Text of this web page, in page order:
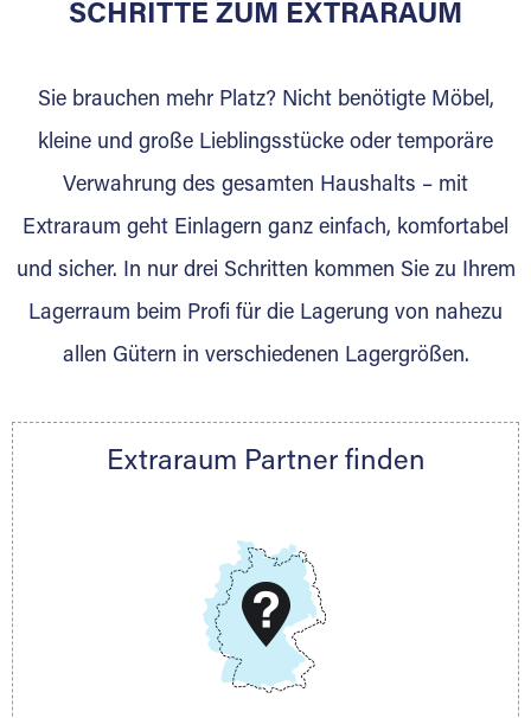
für die Einlagerung von Umzugsgut gebaut
Lagerkunden und Vermietungen.
Ihre Vorteile als Extraraum Partner:
Marktgerechte Preise
Digitale Buchungsplattform
Gewinnung von Neukunden
Nachricht.
Telefon:+49 6145 5442 - 404
DMG Aktiengesellschaft
www.dmg-ag.com
SCHRITTE ZUM EXTRARAUM
Sie brauchen mehr Platz? Nicht benötigte Möbel,
kleine und große Lieblingsstücke oder temporäre
Verwahrung des gesamten Haushalts – mit
Extraraum geht Einlagern ganz einfach, komfortabel
und sicher. In nur drei Schritten kommen Sie zu Ihrem
Lagerraum beim Profi für die Lagerung von nahezu
allen Gütern in verschiedenen Lagergrößen.
Extraraum Partner finden